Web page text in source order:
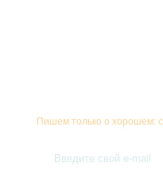
Пишем только о хорошем: